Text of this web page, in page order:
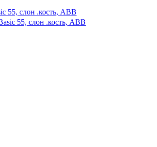
55, слон .кость, ABB